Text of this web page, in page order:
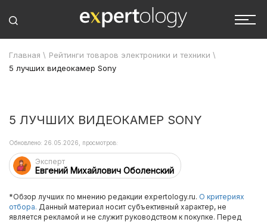
Главная \ Рейтинги товаров электроники и техники \
5 лучших видеокамер Sony
5 ЛУЧШИХ ВИДЕОКАМЕР SONY
Эксперт
Евгений Михайлович Оболенский
Обновлено: 26.05.2026, просмотров:
*Обзор лучших по мнению редакции expertology.ru. О критериях
отбора. Данный материал носит субъективный характер, не
является рекламой и не служит руководством к покупке. Перед